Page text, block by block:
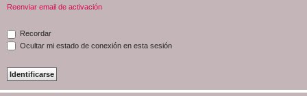
Reenviar email de activación
Recordar
Ocultar mi estado de conexión en esta sesión